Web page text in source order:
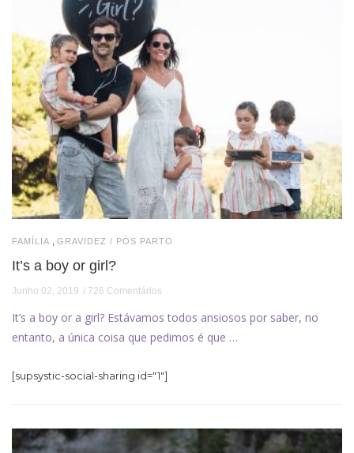
FAMÍLIA GRAVIDEZ / PÓS PARTO
It’s a boy or girl?
Junho 02, 2019 726 Comentários
It’s a boy or a girl? Estávamos todos ansiosos por saber, no
entanto, a única coisa que pedimos é que …
[supsystic-social-sharing id="1"]